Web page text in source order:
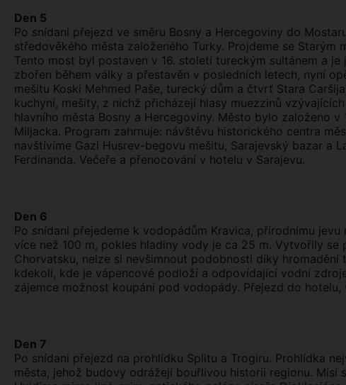
Den 5
Po snídani přejezd ve směru Bosny a Hercegoviny do
středověkého města založeného Turky. Projdeme se Starým
Tento most byl postaven v 16. století tureckým sultánem a je
zbořen během války a přestavěn v posledních letech, nyní
mešitu Koski Mehmed Paše, turecký dům a čtvrť Stara
kuchyní, mešity, z nichž přicházejí hlasy muezzinů
hlavního města Bosny a Hercegoviny. Město bylo založeno
Miljacka. Program zahrnuje: návštěvu historického centra
navštívíme Gazi Husrev-begovu mešitu, Sarajevský bazar a
Ferdinanda. Večeře a přenocování v hotelu v Sarajevu.
Den 6
Po snídani přejedeme k vodopádům Kravica, přírodnímu
více než 100 m, pokles hladiny vody je ca 25 m. Vytvořily
Chorvatsku, nelze si nevšimnout podobnosti díky
kdekoli, kde je vápencové podloží a odpovídající vodní
zájemce možnost koupání pod vodopády. Přejezd do hotelu,
Den 7
Po snídani přejezd na prohlídku Splitu a Trogiru. Prohlídka
města, jehož budovy odrážejí bouřlivou historii regionu. Mísí